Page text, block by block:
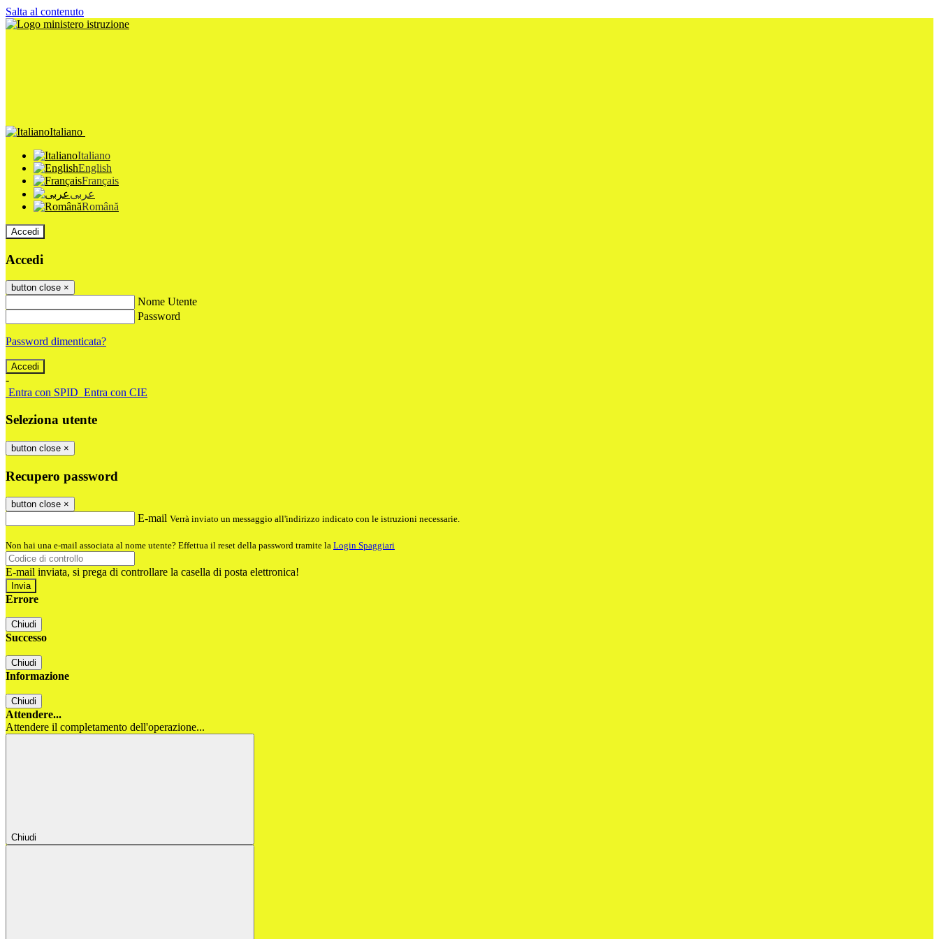
Salta al contenuto
Italiano
Italiano
English
Français
عربى
Română
Accedi
Accedi
button close ×
Nome Utente
Password
Password dimenticata?
-
Entra con SPID Entra con CIE
Seleziona utente
button close ×
Recupero password
button close ×
E-mail Verrà inviato un messaggio all'indirizzo indicato con le istruzioni necessarie.
Non hai una e-mail associata al nome utente? Effettua il reset della password tramite la Login Spaggiari
E-mail inviata, si prega di controllare la casella di posta elettronica!
Errore
Chiudi
Successo
Chiudi
Informazione
Chiudi
Attendere...
Attendere il completamento dell'operazione...
Chiudi